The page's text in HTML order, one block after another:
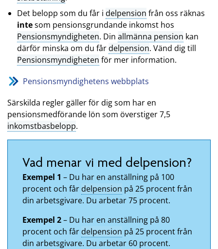
Det belopp som du får i delpension från oss räknas
intesom pensionsgrundande inkomst hos
Pensionsmyndigheten. Din allmänna pension kan
därför minska om du fårdelpension. Vänd dig till
Pensionsmyndigheten för mer information.
Pensionsmyndighetens webbplats
Särskilda regler gäller för dig som har en
pensionsmedförande lön som överstiger 7,5
inkomstbasbelopp.
Vad menar vi med delpension?
Exempel 1 – Du har en anställning på 100
procent och får delpension på 25 procent från
din arbetsgivare. Du arbetar 75 procent.
Exempel 2– Du har en anställning på 80
procent och får delpension på 25 procent från
din arbetsgivare. Du arbetar 60 procent.